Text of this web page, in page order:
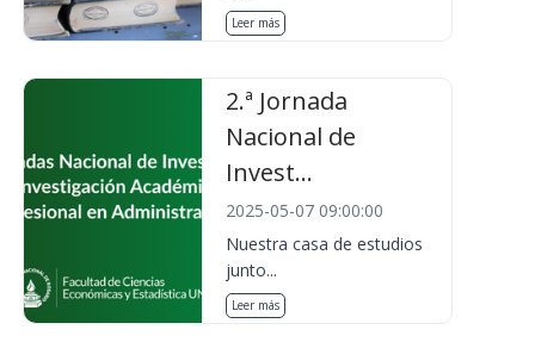
Leer más
2.ª Jornada
Nacional de
Invest...
2025-05-07 09:00:00
Nuestra casa de estudios
junto...
Leer más